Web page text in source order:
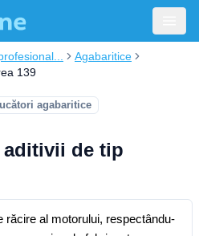
Agabaritice
139
agabaritice
aditivii de tip
răcire al motorului, respectându-